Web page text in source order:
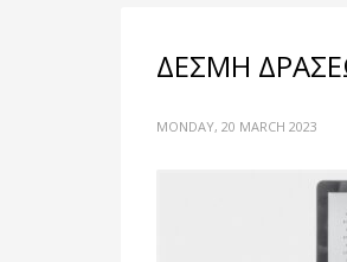
ΔΕΣΜΗ
MONDAY, 20 MARCH 2023